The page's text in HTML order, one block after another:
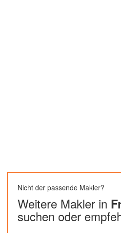
Nicht der passende Makler?
Weitere Makler in
suchen oder